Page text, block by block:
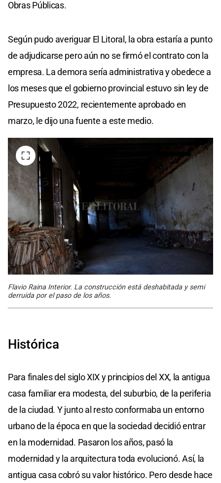
Obras Públicas.
Según pudo averiguar El Litoral, la obra estaría a punto
de adjudicarse pero aún no se firmó el contrato con la
empresa. La demora sería administrativa y obedece a
los meses que el gobierno provincial estuvo sin ley de
Presupuesto 2022, recientemente aprobado en
marzo, le dijo una fuente a este medio.
Flavio Raina Interior. La construcción está deshabitada y semi
derruida por el paso de los años.
Histórica
Para finales del siglo XIX y principios del XX, la antigua
casa familiar era modesta, del suburbio, de la periferia
de la ciudad. Y junto al resto conformaba un entorno
urbano de la época en que la sociedad decidió entrar
en la modernidad. Pasaron los años, pasó la
modernidad y la arquitectura toda evolucionó. Así, la
antigua casa cobró su valor histórico. Pero desde hace